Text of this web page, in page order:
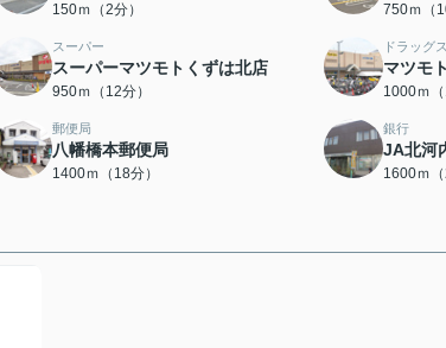
150ｍ（2分） 750ｍ（
スーパー
スーパーマツモトくずは北店
950ｍ（12分）
ドラッグ
マツモ
1000ｍ（
郵便局
八幡橋本郵便局
1400ｍ（18分）
銀行
JA北河
1600ｍ（